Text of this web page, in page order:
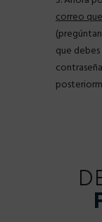
correo
que debes